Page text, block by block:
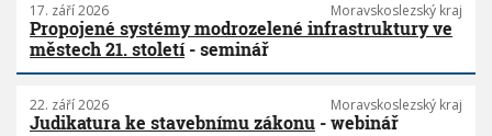
17. září 2026 Moravskoslezský kraj
Propojené systémy modrozelené infrastruktury ve
městech 21. století- seminář
22. září 2026 Moravskoslezský kraj
Judikatura ke stavebnímu zákonu - webinář